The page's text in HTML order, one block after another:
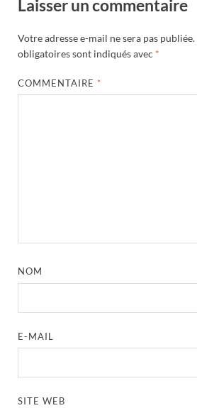
Laisser un commentaire
Votre adresse e-mail ne sera pas publiée.
obligatoires sont indiqués avec *
COMMENTAIRE *
NOM
E-MAIL
SITE WEB